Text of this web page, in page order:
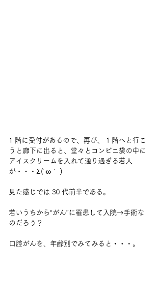
1 階に受付があるので、再び、 1 階へと行こ
うと廊下に出ると、堂々とコンビニ袋の中に
アイスクリームを入れて通り過ぎる若人
が・・・Σ(´ω｀ )
見た感じでは 30 代前半である。
若いうちから“がん”に罹患して入院→手術な
のだろう？
口腔がんを、年齢別でみてみると・・・。